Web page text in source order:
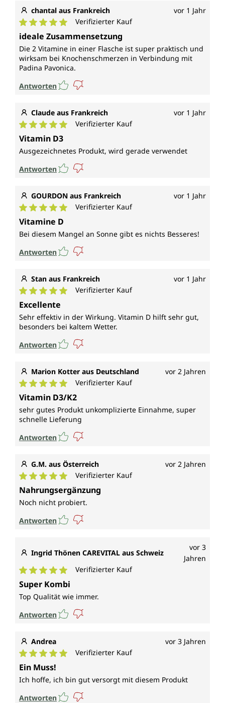
chantal aus Frankreich vor 1 Jahr
Durchschnittliche Bewertung von 5 von 5 Sternen
Verifizierter Kauf
ideale Zusammensetzung
Die 2 Vitamine in einer Flasche ist super praktisch und
wirksam bei Knochenschmerzen in Verbindung mit
Padina Pavonica.
Antworten
Claude aus Frankreich vor 1 Jahr
Durchschnittliche Bewertung von 5 von 5 Sternen
Verifizierter Kauf
Vitamin D3
Ausgezeichnetes Produkt, wird gerade verwendet
Antworten
GOURDON aus Frankreich vor 1 Jahr
Durchschnittliche Bewertung von 5 von 5 Sternen
Verifizierter Kauf
Vitamine D
Bei diesem Mangel an Sonne gibt es nichts Besseres!
Antworten
Stan aus Frankreich vor 1 Jahr
Durchschnittliche Bewertung von 5 von 5 Sternen
Verifizierter Kauf
Excellente
Sehr effektiv in der Wirkung. Vitamin D hilft sehr gut,
besonders bei kaltem Wetter.
Antworten
Marion Kotter aus Deutschland vor 2 Jahren
Durchschnittliche Bewertung von 5 von 5 Sternen
Verifizierter Kauf
Vitamin D3/K2
sehr gutes Produkt unkomplizierte Einnahme, super
schnelle Lieferung
Antworten
G.M. aus Österreich vor 2 Jahren
Durchschnittliche Bewertung von 5 von 5 Sternen
Verifizierter Kauf
Nahrungsergänzung
Noch nicht probiert.
Antworten
Ingrid Thönen CAREVITAL aus Schweiz
vor 3
Jahren
Durchschnittliche Bewertung von 5 von 5 Sternen
Verifizierter Kauf
Super Kombi
Top Qualität wie immer.
Antworten
Andrea vor 3 Jahren
Durchschnittliche Bewertung von 5 von 5 Sternen
Verifizierter Kauf
Ein Muss!
Ich hoffe, ich bin gut versorgt mit diesem Produkt
Antworten